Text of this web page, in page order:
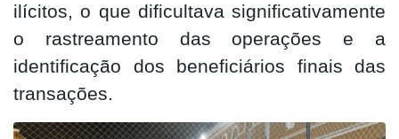
ilícitos, o que dificultava significativamente
o rastreamento das operações e a
identificação dos beneficiários finais das
transações.